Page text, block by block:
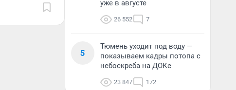
уже в августе
26 552 7
5
Тюмень уходит под воду —
показываем кадры потопа с
небоскреба на ДОКе
23 847 172